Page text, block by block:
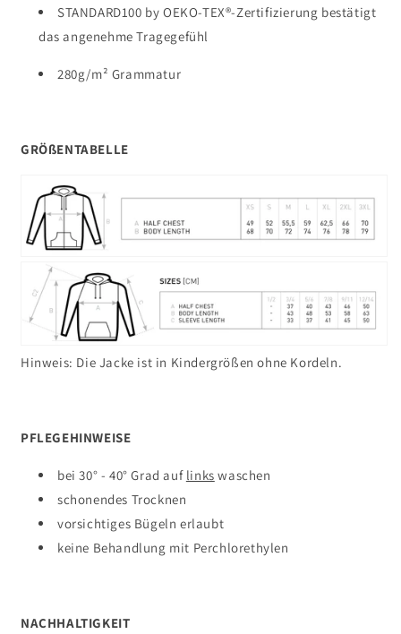
STANDARD100 by OEKO-TEX®-Zertifizierung bestätigt
das angenehme Tragegefühl
280g/m² Grammatur
GRÖßENTABELLE
Hinweis: Die Jacke ist in Kindergrößen ohne Kordeln.
PFLEGEHINWEISE
bei 30° - 40° Grad auf links waschen
schonendes Trocknen
vorsichtiges Bügeln erlaubt
keine Behandlung mit Perchlorethylen
NACHHALTIGKEIT